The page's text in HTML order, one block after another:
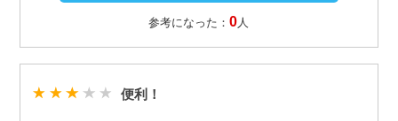
参考になった：0人
便利！